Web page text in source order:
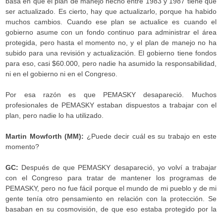
ser actualizado. Es cierto, hay que actualizarlo, porque ha habido
muchos cambios. Cuando ese plan se actualice es cuando el
gobierno asume con un fondo continuo para administrar el área
protegida, pero hasta el momento no, y el plan de manejo no ha
subido para una revisión y actualización. El gobierno tiene fondos
para eso, casi $60.000, pero nadie ha asumido la responsabilidad,
ni en el gobierno ni en el Congreso.
Por esa razón es que PEMASKY desapareció. Muchos
profesionales de PEMASKY estaban dispuestos a trabajar con el
plan, pero nadie lo ha utilizado.
Martin Mowforth (MM): ¿Puede decir cuál es su trabajo en este
momento?
GC: Después de que PEMASKY desapareció, yo volví a trabajar
con el Congreso para tratar de mantener los programas de
PEMASKY, pero no fue fácil porque el mundo de mi pueblo y de mi
gente tenía otro pensamiento en relación con la protección. Se
basaban en su cosmovisión, de que eso estaba protegido por la